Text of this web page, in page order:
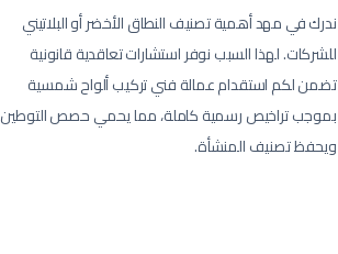
ندرك في مهد أهمية تصنيف النطاق الأخضر أو البلاتيني
للشركات. لهذا السبب نوفر استشارات تعاقدية قانونية
تضمن لكم استقدام عمالةفني تركيب ألواح شمسية
بموجب تراخيص رسمية كاملة، مما يحمي حصص التوطين
ويحفظ تصنيف المنشأة.